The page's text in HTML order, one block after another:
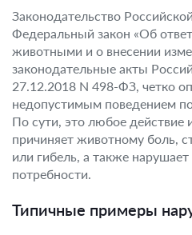
Законодательство
Федеральный закон «Об
животными и о внесении
законодательные акты
27.12.2018 N 498-ФЗ, четко
недопустимым поведением
По сути, это любое действие
причиняет животному боль,
или гибель, а также нарушает
потребности.
Типичные примеры